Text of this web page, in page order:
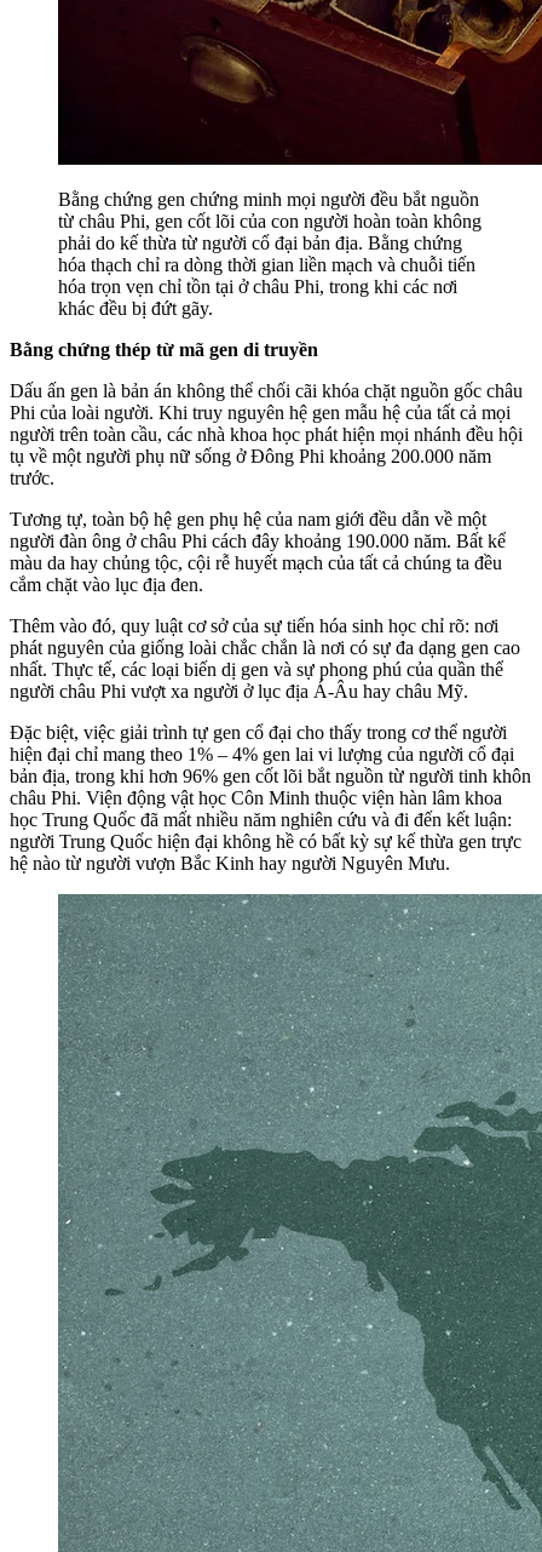
Bằng chứng gen chứng minh mọi người đều bắt nguồn
từ châu Phi, gen cốt lõi của con người hoàn toàn không
phải do kế thừa từ người cổ đại bản địa. Bằng chứng
hóa thạch chỉ ra dòng thời gian liền mạch và chuỗi tiến
hóa trọn vẹn chỉ tồn tại ở châu Phi, trong khi các nơi
khác đều bị đứt gãy.
Bằng chứng thép từ mã gen di truyền
Dấu ấn gen là bản án không thể chối cãi khóa chặt nguồn gốc châu
Phi của loài người. Khi truy nguyên hệ gen mẫu hệ của tất cả mọi
người trên toàn cầu, các nhà khoa học phát hiện mọi nhánh đều hội
tụ về một người phụ nữ sống ở Đông Phi khoảng 200.000 năm
trước.
Tương tự, toàn bộ hệ gen phụ hệ của nam giới đều dẫn về một
người đàn ông ở châu Phi cách đây khoảng 190.000 năm. Bất kể
màu da hay chủng tộc, cội rễ huyết mạch của tất cả chúng ta đều
cắm chặt vào lục địa đen.
Thêm vào đó, quy luật cơ sở của sự tiến hóa sinh học chỉ rõ: nơi
phát nguyên của giống loài chắc chắn là nơi có sự đa dạng gen cao
nhất. Thực tế, các loại biến dị gen và sự phong phú của quần thể
người châu Phi vượt xa người ở lục địa Á-Âu hay châu Mỹ.
Đặc biệt, việc giải trình tự gen cổ đại cho thấy trong cơ thể người
hiện đại chỉ mang theo 1% – 4% gen lai vi lượng của người cổ đại
bản địa, trong khi hơn 96% gen cốt lõi bắt nguồn từ người tinh khôn
châu Phi. Viện động vật học Côn Minh thuộc viện hàn lâm khoa
học Trung Quốc đã mất nhiều năm nghiên cứu và đi đến kết luận:
người Trung Quốc hiện đại không hề có bất kỳ sự kế thừa gen trực
hệ nào từ người vượn Bắc Kinh hay người Nguyên Mưu.